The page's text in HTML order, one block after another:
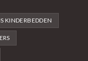
KINDERBEDDEN